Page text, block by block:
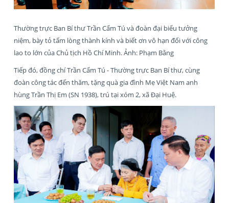
Thường trực Ban Bí thư Trần Cẩm Tú và đoàn đại biểu tưởng
niệm, bày tỏ tấm lòng thành kính và biết ơn vô hạn đối với công
lao to lớn của Chủ tịch Hồ Chí Minh. Ảnh: Phạm Bằng
Tiếp đó, đồng chí Trần Cẩm Tú - Thường trực Ban Bí thư, cùng
đoàn công tác đến thăm, tặng quà gia đình Mẹ Việt Nam anh
hùng Trần Thị Em (SN 1938), trú tại xóm 2, xã Đại Huệ.